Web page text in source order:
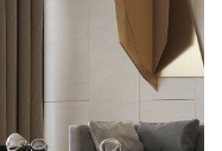
конфигурацией
паркет хорошо
камнем, МДФ,
При этом
древесину по